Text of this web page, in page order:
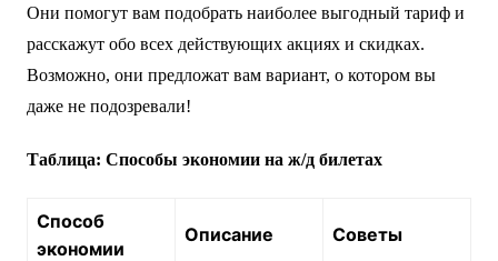
Они помогут вам подобрать наиболее выгодный тариф и
расскажут обо всех действующих акциях и скидках.
Возможно, они предложат вам вариант, о котором вы
даже не подозревали!
Таблица: Способы экономии на ж/д билетах
Способ
экономии
Описание Советы